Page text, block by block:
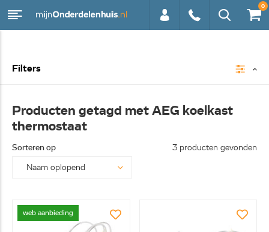
0
Filters
Producten getagd met AEG koelkast
thermostaat
Sorteren op 3 producten gevonden
web aanbieding